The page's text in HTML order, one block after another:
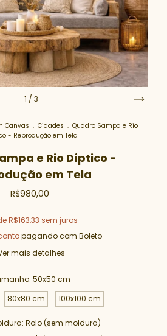
1 / 3
Canvas . Cidades . Quadro Sampa e Rio
- Reprodução em Tela
e Rio Díptico -
em Tela
R$980,00
R$163,33 sem juros
pagando com Boleto
mais detalhes
50x50 cm
80x80 cm 100x100 cm
Rolo (sem moldura)